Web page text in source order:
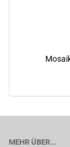
MEHR ÜBER...